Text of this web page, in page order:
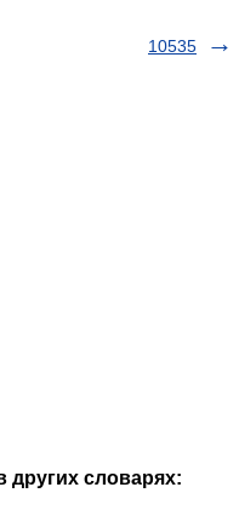
10535
других словарях: